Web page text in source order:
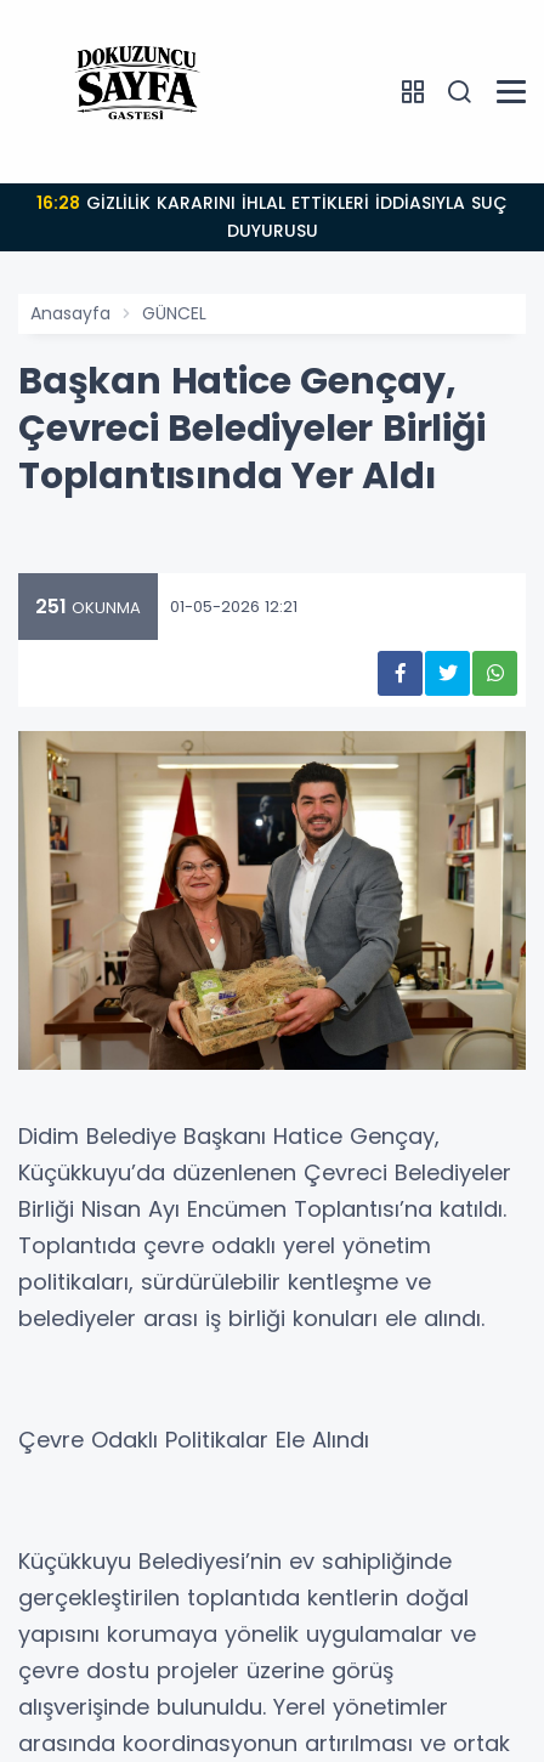
16:28
DUYURUSU
Anasayfa GÜNCEL
Başkan Hatice Gençay,
Çevreci Belediyeler Birliği
Toplantısında Yer Aldı
251 OKUNMA 01-05-2026 12:21
Didim Belediye Başkanı Hatice Gençay,
Küçükkuyu’da düzenlenen Çevreci Belediyeler
Birliği Nisan Ayı Encümen Toplantısı’na katıldı.
Toplantıda çevre odaklı yerel yönetim
politikaları, sürdürülebilir kentleşme ve
belediyeler arası iş birliği konuları ele alındı.
Çevre Odaklı Politikalar Ele Alındı
Küçükkuyu Belediyesi’nin ev sahipliğinde
gerçekleştirilen toplantıda kentlerin doğal
yapısını korumaya yönelik uygulamalar ve
çevre dostu projeler üzerine görüş
alışverişinde bulunuldu. Yerel yönetimler
arasında koordinasyonun artırılması ve ortak